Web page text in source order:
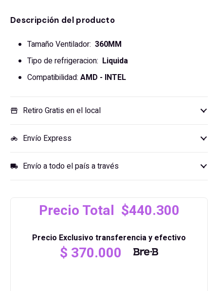
Descripción del producto
Tamaño Ventilador: 360MM
Tipo de refrigeracion: Liquida
Compatibilidad: AMD - INTEL
storefront Retiro Gratis en el local
motorcycle Envío Express
local_shipping Envío a todo el país a través
Precio Total $440.300
Precio Exclusivo transferencia y efectivo
$ 370.000